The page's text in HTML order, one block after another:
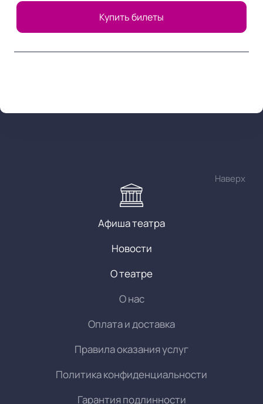
Купить билеты
Наверх
Афиша театра
Новости
О театре
О нас
Оплата и доставка
Правила оказания услуг
Политика конфиденциальности
Гарантия подлинности